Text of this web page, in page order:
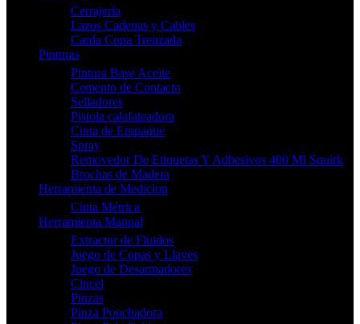
Cerrajería
Lazos Cadenas y Cables
Carda Copa Trenzada
Pinturas
Pintura Base Aceite
Cemento de Contacto
Selladores
Pistola calafateadora
Cinta de Empaque
Spray
Removedor De Etiquetas Y Adhesivos 400 Ml Squirk
Brochas de Madera
Herramienta de Medicion
Cinta Métrica
Herramienta Manual
Extractor de Fluidos
Juego de Copas y Llaves
Juego de Desarmadores
Cincel
Pinzas
Pinza Ponchadora